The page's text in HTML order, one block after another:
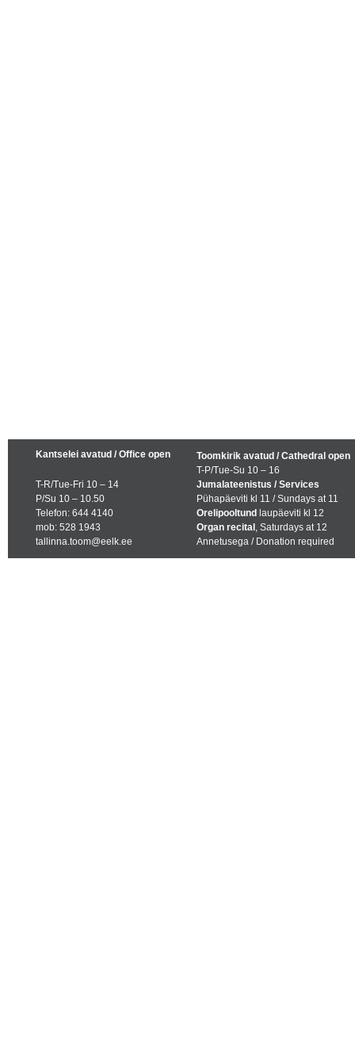
Kantselei avatud / Office open
T-R/Tue-Fri 10 – 14
P/Su 10 – 10.50
Telefon: 644 4140
mob: 528 1943
tallinna.toom@eelk.ee
Toomkirik avatud / Cathedral open
T-P/Tue-Su 10 – 16
Jumalateenistus / Services
Pühapäeviti kl 11 / Sundays at 11
Orelipooltund laupäeviti kl 12
Organ recital , Saturdays at 12
Annetusega / Donation required